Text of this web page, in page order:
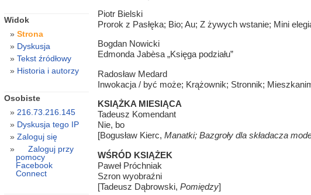
Piotr Bielski
Prorok z Pasłęka; Bio; Au; Z żywych wstanie; Mini
Bogdan Nowicki
Edmonda Jabèsa „Księga podziału”
Radosław Medard
Inwokacja / być może; Krążownik; Stronnik;
KSIĄŻKA MIESIĄCA
Tadeusz Komendant
Nie, bo
[Bogusław Kierc, Manatki; Bazgroły dla składacza
WŚRÓD KSIĄŻEK
Paweł Próchniak
Szron wyobraźni
[Tadeusz Dąbrowski, Pomiędzy]
Widok
Strona
Dyskusja
Tekst źródłowy
Historia i autorzy
Osobiste
216.73.216.145
Dyskusja tego IP
Zaloguj się
Zaloguj przy
pomocy
Facebook
Connect